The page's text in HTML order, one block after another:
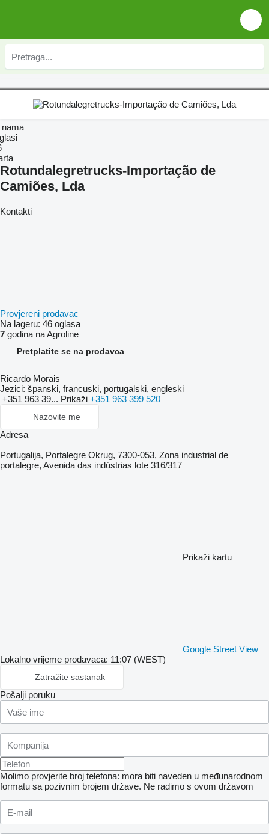
Rotundalegretrucks-Importação de
Camiões, Lda
Kontakti
Provjereni prodavac
Na lageru: 46 oglasa
7 godina na Agroline
Pretplatite se na prodavca
Ricardo Morais
Jezici: španski, francuski, portugalski, engleski
+351 963 39... Prikaži +351 963 399 520
Nazovite me
Adresa
Portugalija, Portalegre Okrug, 7300-053, Zona industrial de
portalegre, Avenida das indústrias lote 316/317
Prikaži kartu
Google Street View
Lokalno vrijeme prodavaca: 11:07 (WEST)
Zatražite sastanak
Pošalji poruku
Molimo provjerite broj telefona: mora biti naveden u međunarodnom
formatu sa pozivnim brojem države. Ne radimo s ovom državom